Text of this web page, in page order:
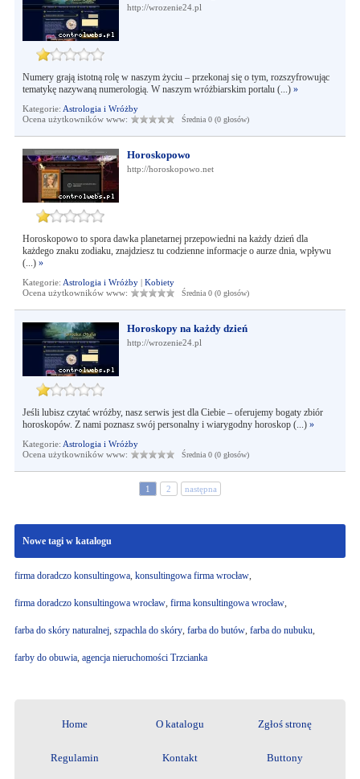
http://wrozenie24.pl
Numery grają istotną rolę w naszym życiu – przekonaj się o tym, rozszyfrowując
tematykę nazywaną numerologią. W naszym wróżbiarskim portalu (...) »
Kategorie: Astrologia i Wróżby
Ocena użytkowników www:
Średnia 0 (0 głosów)
Horoskopowo
http://horoskopowo.net
Horoskopowo to spora dawka planetarnej przepowiedni na każdy dzień dla
każdego znaku zodiaku, znajdziesz tu codzienne informacje o aurze dnia, wpływu
(...) »
Kategorie: Astrologia i Wróżby| Kobiety
Ocena użytkowników www:
Średnia 0 (0 głosów)
Horoskopy na każdy dzień
http://wrozenie24.pl
Jeśli lubisz czytać wróżby, nasz serwis jest dla Ciebie – oferujemy bogaty zbiór
horoskopów. Z nami poznasz swój personalny i wiarygodny horoskop (...) »
Kategorie: Astrologia i Wróżby
Ocena użytkowników www:
Średnia 0 (0 głosów)
1 2 następna
Nowe tagi w katalogu
firma doradczo konsultingowa, konsultingowa firma wrocław,
firma doradczo konsultingowa wrocław, firma konsultingowa wrocław,
farba do skóry naturalnej, szpachla do skóry, farba do butów, farba do nubuku,
farby do obuwia, agencja nieruchomości Trzcianka
Home O katalogu Zgłoś stronę
Regulamin Kontakt Buttony